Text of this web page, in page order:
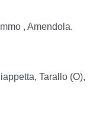
, Amendola.
Tarallo (O),